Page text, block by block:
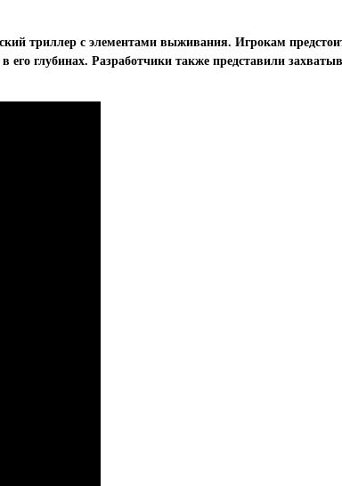
триллер с элементами выживания. Игрокам
глубинах. Разработчики также представили